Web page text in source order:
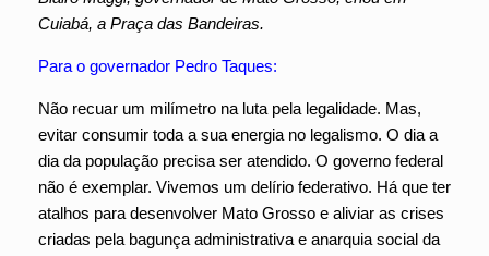
Cuiabá, a Praça das Bandeiras.
Para o governador Pedro Taques:
Não recuar um milímetro na luta pela legalidade. Mas,
evitar consumir toda a sua energia no legalismo. O dia a
dia da população precisa ser atendido. O governo federal
não é exemplar. Vivemos um delírio federativo. Há que ter
atalhos para desenvolver Mato Grosso e aliviar as crises
criadas pela bagunça administrativa e anarquia social da